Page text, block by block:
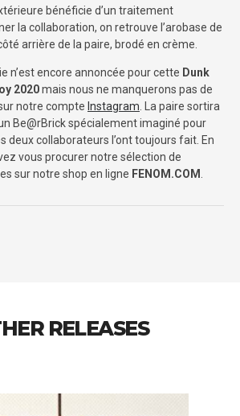
bénéficie d’un traitement
la collaboration, on retrouve l’arobase de
arrière de la paire, brodé en crème.
n’est encore annoncée pour cette Dunk
2020mais nous ne manquerons pas de
notre compte Instagram . La paire sortira
Be@rBrick spécialement imaginé pour
deux collaborateurs l’ont toujours fait. En
vous procurer notre sélection de
sur notre shop en ligne FENOM.COM
RELEASES